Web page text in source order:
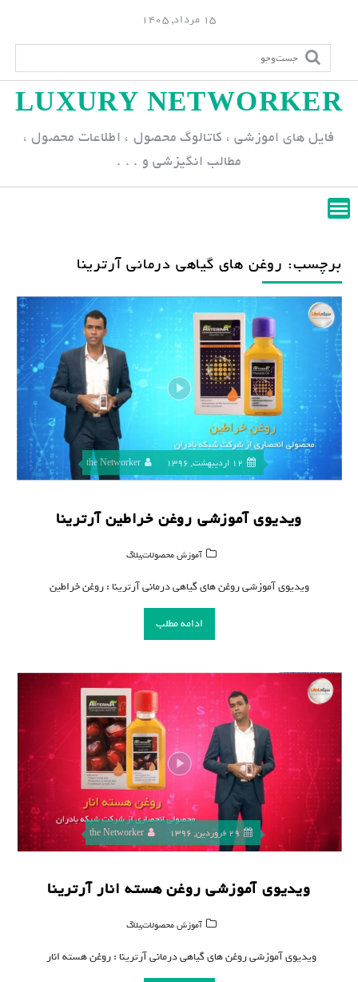
p
n
15 مرداد, 1405
LUXURY NETWORKER
فایل های اموزشی ، کاتالوگ محصول ، اطلاعات محصول ،
مطالب انگیزشی و . . .
برچسب: روغن های گیاهی درمانی آرترینا
12 اردیبهشت, 1396 the Networker
ویدیوی آموزشی روغن خراطین آرترینا
آموزش محصولات,بلاگ
ویدیوی آموزشی روغن های گیاهی درمانی آرترینا : روغن خراطین
ادامه مطلب
29 فروردین, 1396 the Networker
ویدیوی آموزشی روغن هسته انار آرترینا
آموزش محصولات,بلاگ
ویدیوی آموزشی روغن های گیاهی درمانی آرترینا : روغن هسته انار